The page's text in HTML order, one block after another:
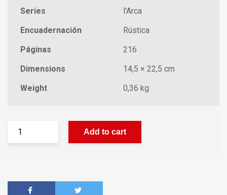
Series
l'Arca
Encuadernación
Rústica
Páginas
216
Dimensions
14,5 × 22,5 cm
Weight
0,36 kg
Add to cart